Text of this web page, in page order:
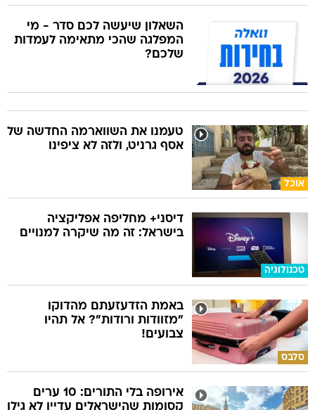
השאלון שיעשה לכם סדר - מי
המפלגה שהכי מתאימה לעמדות
שלכם?
אוכל
טעמנו את השווארמה החדשה של
אסף גרניט, ולזה לא ציפינו
טכנולוגיה
דיסני+ מחליפה אפליקציה
בישראל: זה מה שיקרה למנויים
סלבס
באמת הזדעזעתם מהדוקו
"מזוודות ורודות"? אל תהיו
צבועים!
אירופה בלי התורים: 10 ערים
קסומות שהישראלים עדיין לא גילו